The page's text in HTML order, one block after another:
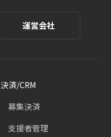
運営会社
決済/CRM
募集決済
支援者管理